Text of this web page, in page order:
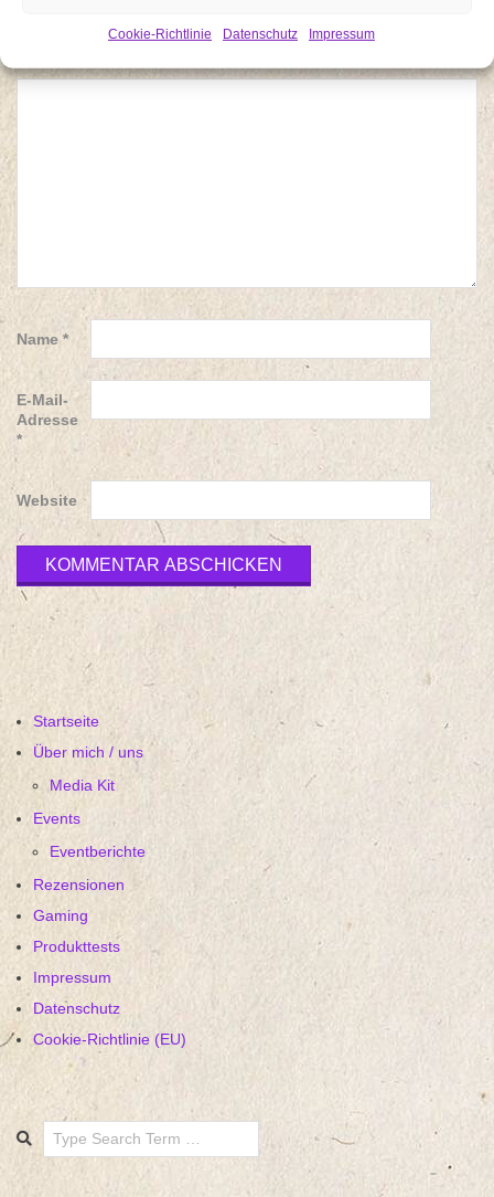
Cookie-Richtlinie Datenschutz Impressum
Name *
E-Mail-
Adresse
*
Website
Startseite
Über mich / uns
Media Kit
Events
Eventberichte
Rezensionen
Gaming
Produkttests
Impressum
Datenschutz
Cookie-Richtlinie (EU)
Search